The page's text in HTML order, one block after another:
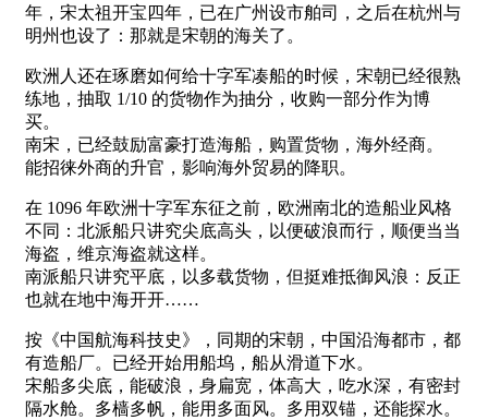
年，宋太祖开宝四年，已在广州设市舶司，之后在杭州与
明州也设了：那就是宋朝的海关了。
欧洲人还在琢磨如何给十字军凑船的时候，宋朝已经很熟
练地，抽取 1/10 的货物作为抽分，收购一部分作为博
买。
南宋，已经鼓励富豪打造海船，购置货物，海外经商。
能招徕外商的升官，影响海外贸易的降职。
在 1096 年欧洲十字军东征之前，欧洲南北的造船业风格
不同：北派船只讲究尖底高头，以便破浪而行，顺便当当
海盗，维京海盗就这样。
南派船只讲究平底，以多载货物，但挺难抵御风浪：反正
也就在地中海开开……
按《中国航海科技史》，同期的宋朝，中国沿海都市，都
有造船厂。已经开始用船坞，船从滑道下水。
宋船多尖底，能破浪，身扁宽，体高大，吃水深，有密封
隔水舱。多樯多帆，能用多面风。多用双锚，还能探水。